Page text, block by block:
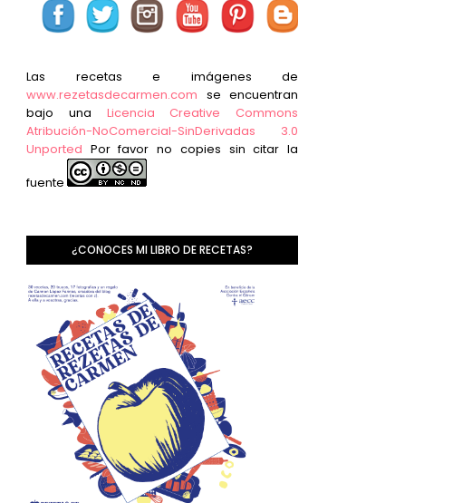
Las recetas e imágenes de
www.rezetasdecarmen.com se encuentran
bajo una Licencia Creative Commons
Atribución-NoComercial-SinDerivadas 3.0
Unported Por favor no copies sin citar la
fuente
¿CONOCES MI LIBRO DE RECETAS?